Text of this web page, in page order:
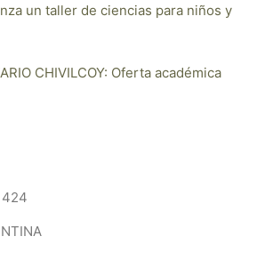
un taller de ciencias para niños y
CHIVILCOY: Oferta académica
424